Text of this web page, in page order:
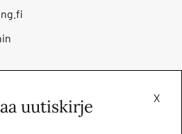
X
uutiskirje